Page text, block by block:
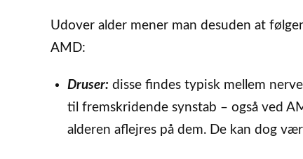
Udover alder mener man desuden at
AMD:
Druser: disse findes typisk mellem
til fremskridende synstab – også ved
alderen aflejres på dem. De kan dog